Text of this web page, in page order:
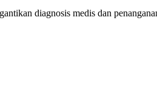
diagnosis medis dan